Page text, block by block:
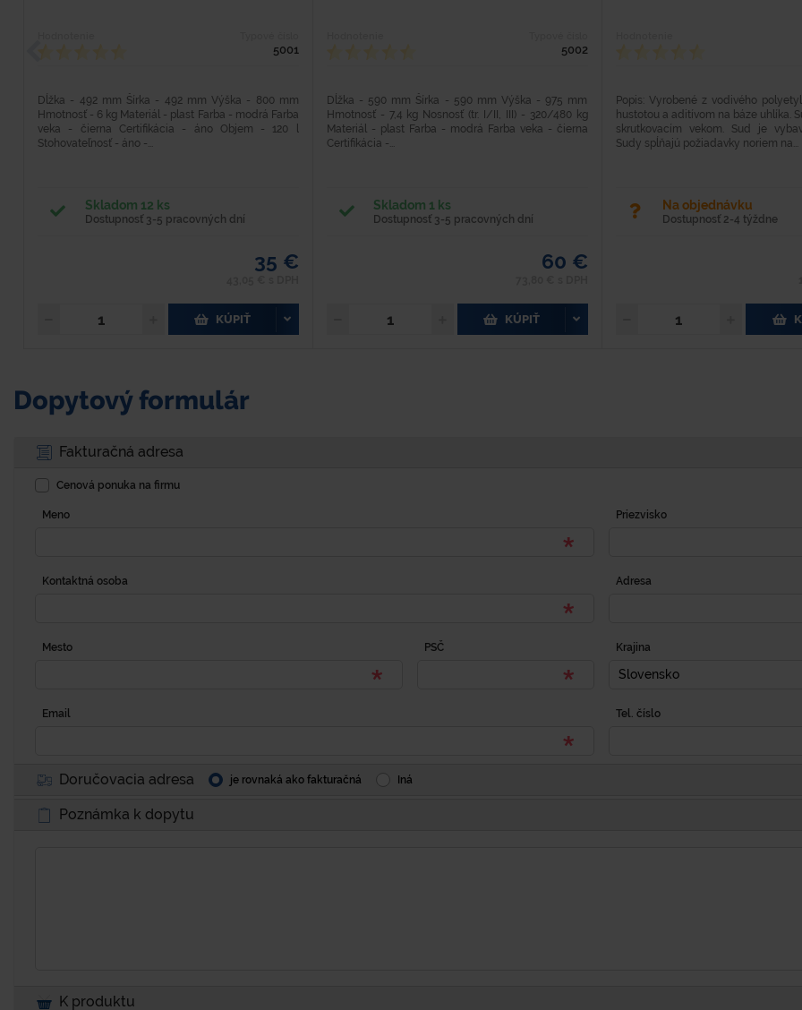
5001
Dĺžka - 492 mm Šírka - 492 mm Výška - 800 mm
Hmotnosť - 6 kg Materiál - plast Farba - modrá Farba
veka - čierna Certifikácia - áno Objem - 120 l
Stohovateľnosť - áno -...
Skladom 12 ks
Dostupnosť 3-5 pracovných dní
35 €
KÚPIŤ
5002
Dĺžka - 590 mm Šírka - 590 mm Výška - 975 mm
Hmotnosť - 7,4 kg Nosnosť (tr. I/II, III) - 320/480 kg
Materiál - plast Farba - modrá Farba veka - čierna
Certifikácia -...
Skladom 1 ks
Dostupnosť 3-5 pracovných dní
60 €
KÚPIŤ
Popis: Vyrobené z vodivého
hustotou a aditívom na báze uhlíka.
skrutkovacím vekom. Sud je
Sudy spĺňajú požiadavky noriem na...
Na objednávku
Dostupnosť 2-4 týždne
Dopytový formulár
Fakturačná adresa
Cenová ponuka na firmu
Meno Priezvisko
Kontaktná osoba Adresa
Mesto PSČ Krajina
Slovensko
Email Tel. číslo
Doručovacia adresa je rovnaká ako fakturačná Iná
Poznámka k dopytu
K produktu